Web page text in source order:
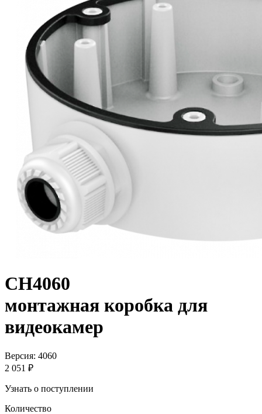
CH4060
монтажная коробка для
видеокамер
Версия: 4060
2 051 ₽
Узнать о поступлении
Количество